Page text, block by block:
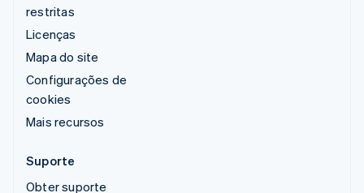
restritas
Licenças
Mapa do site
Configurações de
cookies
Mais recursos
Suporte
Obter suporte